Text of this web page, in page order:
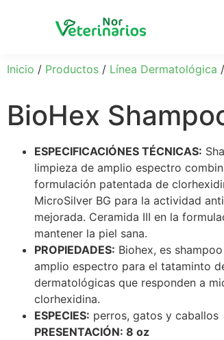
Inicio / Productos / Línea Dermatológica
BioHex
ESPECIFICACIÓNES TÉCNICAS:
limpieza de amplio espectro
formulación patentada de
MicroSilver BG para la actividad
mejorada. Ceramida III en la
mantener la piel sana.
PROPIEDADES: Biohex, es
amplio espectro para el tataminto
dermatológicas que responden a
clorhexidina.
ESPECIES: perros, gatos y caballos
PRESENTACIÓN: 8 oz